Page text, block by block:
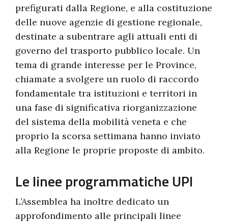
prefigurati dalla Regione, e alla costituzione
delle nuove agenzie di gestione regionale,
destinate a subentrare agli attuali enti di
governo del trasporto pubblico locale. Un
tema di grande interesse per le Province,
chiamate a svolgere un ruolo di raccordo
fondamentale tra istituzioni e territori in
una fase di significativa riorganizzazione
del sistema della mobilità veneta e che
proprio la scorsa settimana hanno inviato
alla Regione le proprie proposte di ambito.
Le linee programmatiche UPI
L’Assemblea ha inoltre dedicato un
approfondimento alle principali linee